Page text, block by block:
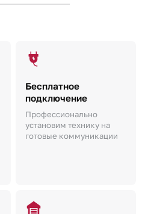
Бесплатное
подключение
Профессионально
установим технику на
готовые коммуникации